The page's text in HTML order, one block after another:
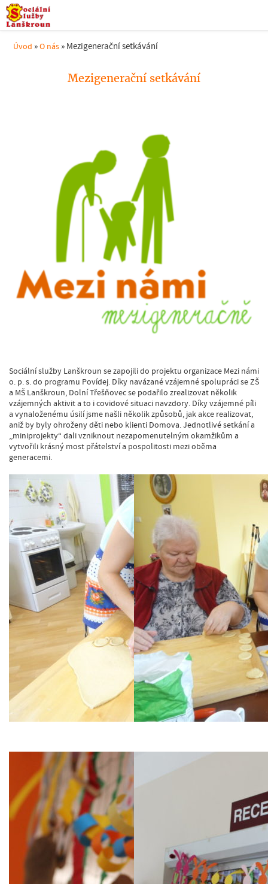
Úvod »O nás » Mezigenerační setkávání
Mezigenerační setkávání
Sociální služby Lanškroun se zapojili do projektu organizace Mezi námi
o. p. s. do programu Povídej. Díky navázané vzájemné spolupráci se ZŠ
a MŠ Lanškroun, Dolní Třešňovec se podařilo zrealizovat několik
vzájemných aktivit a to i covidové situaci navzdory. Díky vzájemné píli
a vynaloženému úsilí jsme našli několik způsobů, jak akce realizovat,
aniž by byly ohroženy děti nebo klienti Domova. Jednotlivé setkání a
,,miniprojekty“ dali vzniknout nezapomenutelným okamžikům a
vytvořili krásný most přátelství a pospolitosti mezi oběma
generacemi.